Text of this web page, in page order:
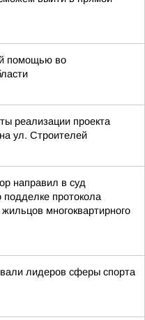
помощью во
реализации проекта
ул. Строителей
направил в суд
подделке протокола
многоквартирного
лидеров сферы спорта